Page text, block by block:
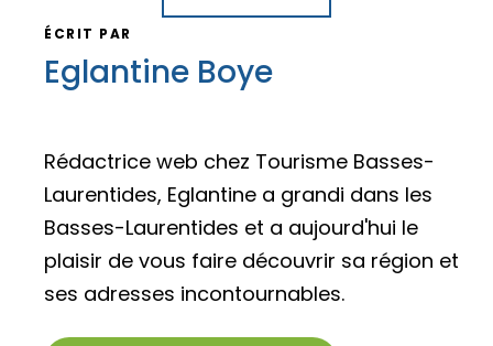
ÉCRIT PAR
Eglantine Boye
Rédactrice web chez Tourisme Basses-
Laurentides, Eglantine a grandi dans les
Basses-Laurentides et a aujourd'hui le
plaisir de vous faire découvrir sa région et
ses adresses incontournables.